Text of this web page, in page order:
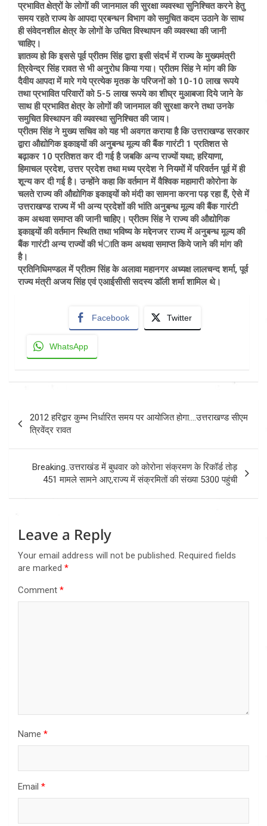
प्रभावित क्षेत्रों के लोगों की जानमाल की सुरक्षा व्यवस्था सुनिश्चित करने हेतु
समय रहते राज्य के आपदा प्रबन्धन विभाग को समुचित कदम उठाने के साथ
ही संवेदनशील क्षेत्र के लोगों के उचित विस्थापन की व्यवस्था की जानी
चाहिए।
ज्ञातव्य हो कि इससे पूर्व प्रीतम सिंह द्वारा इसी संदर्भ में राज्य के मुख्यमंत्री
त्रिवेन्द्र सिंह रावत से भी अनुरोध किया गया। प्रीतम सिंह ने मांग की कि
दैवीय आपदा में मारे गये प्रत्येक मृतक के परिजनों को 10-10 लाख रूपये
तथा प्रभावित परिवारों को 5-5 लाख रूपये का शीघ्र मुआबजा दिये जाने के
साथ ही प्रभावित क्षेत्र के लोगों की जानमाल की सुरक्षा करने तथा उनके
समुचित विस्थापन की व्यवस्था सुनिश्चित की जाय।
प्रीतम सिंह ने मुख्य सचिव को यह भी अवगत कराया है कि उत्तराखण्ड सरकार
द्वारा औद्योगिक इकाइयों की अनुबन्ध मूल्य की बैंक गारंटी 1 प्रतिशत से
बढ़ाकर 10 प्रतिशत कर दी गई है जबकि अन्य राज्यों यथा; हरियाणा,
हिमाचल प्रदेश, उत्तर प्रदेश तथा मध्य प्रदेश ने नियमों में परिवर्तन पूर्व में ही
शून्य कर दी गई है। उन्होंने कहा कि वर्तमान में वैश्विक महामारी कोरोना के
चलते राज्य की औद्योगिक इकाइयों को मंदी का सामना करना पड़ रहा हैं, ऐसे में
उत्तराखण्ड राज्य में भी अन्य प्रदेशों की भांति अनुबन्ध मूल्य की बैंक गारंटी
कम अथवा समाप्त की जानी चाहिए। प्रीतम सिंह ने राज्य की औद्योगिक
इकाइयों की वर्तमान स्थिति तथा भविष्य के मद्देनजर राज्य में अनुबन्ध मूल्य की
बैंक गारंटी अन्य राज्यों की भंाति कम अथवा समाप्त किये जाने की मांग की
है।
प्रतिनिधिमण्डल में प्रीतम सिंह के अलावा महानगर अध्यक्ष लालचन्द शर्मा, पूर्व
राज्य मंत्री अजय सिंह एवं एआईसीसी सदस्य डाॅली शर्मा शामिल थे।
Facebook Twitter
WhatsApp
Post
navigation
2012 हरिद्वार कुम्भ निर्धारित समय पर आयोजित होगा….उत्तराखण्ड सीएम
त्रिवेंद्र रावत
Breaking..उत्तराखंड में बुधवार को कोरोना संक्रमण के रिकॉर्ड तोड़
451 मामले सामने आए,राज्य में संक्रमितों की संख्या 5300 पहुंची
Leave a Reply
Your email address will not be published. Required fields
are marked *
Comment *
Name *
Email *